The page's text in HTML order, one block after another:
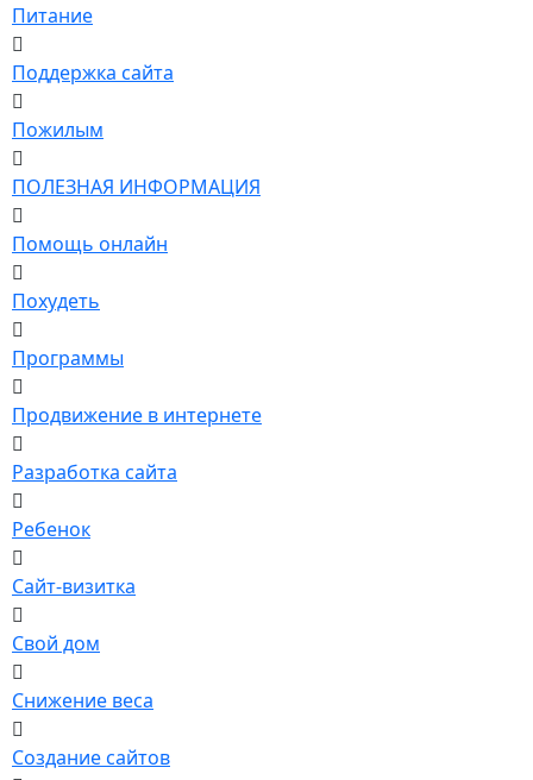
Питание
Поддержка сайта
Пожилым
ПОЛЕЗНАЯ ИНФОРМАЦИЯ
Помощь онлайн
Похудеть
Программы
Продвижение в интернете
Разработка сайта
Ребенок
Сайт-визитка
Свой дом
Снижение веса
Создание сайтов